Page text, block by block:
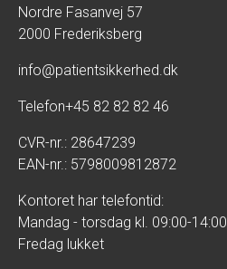
Nordre Fasanvej 57
2000 Frederiksberg
info@patientsikkerhed.dk
Telefon+45 82 82 82 46
CVR-nr.: 28647239
EAN-nr.: 5798009812872
Kontoret har telefontid:
Mandag - torsdag kl. 09:00-14:00
Fredag lukket